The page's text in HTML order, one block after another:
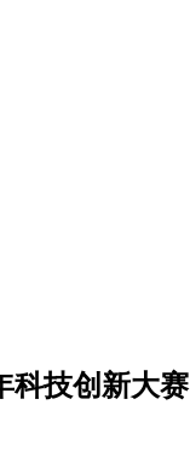
科技创新大赛